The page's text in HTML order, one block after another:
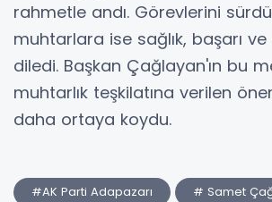
rahmetle andı. Görevlerini
muhtarlara ise sağlık, başarı ve
diledi. Başkan Çağlayan'ın bu
muhtarlık teşkilatına verilen
daha ortaya koydu.
#AK Parti Adapazarı
# Samet